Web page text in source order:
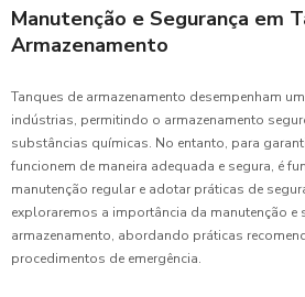
Manutenção e Segurança em
Armazenamento
Tanques de armazenamento desempenham
indústrias, permitindo o armazenamento
substâncias químicas. No entanto, para
funcionem de maneira adequada e segura, é
manutenção regular e adotar práticas de
exploraremos a importância da manutenção e
armazenamento, abordando práticas
procedimentos de emergência.